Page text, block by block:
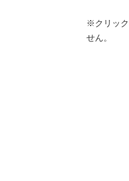
※クリック
せん。